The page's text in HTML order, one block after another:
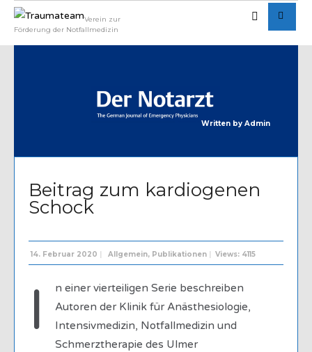
Verein zur
Förderung der Notfallmedizin
Written by Admin
Beitrag zum kardiogenen
Schock
14. Februar 2020 Allgemein, Publikationen Views: 4115
I
n einer vierteiligen Serie beschreiben
Autoren der Klinik für Anästhesiologie,
Intensivmedizin, Notfallmedizin und
Schmerztherapie des Ulmer